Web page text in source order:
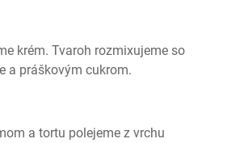
a práškovým cukrom.